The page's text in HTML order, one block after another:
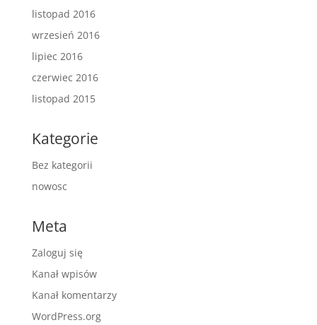
listopad 2016
wrzesień 2016
lipiec 2016
czerwiec 2016
listopad 2015
Kategorie
Bez kategorii
nowosc
Meta
Zaloguj się
Kanał wpisów
Kanał komentarzy
WordPress.org